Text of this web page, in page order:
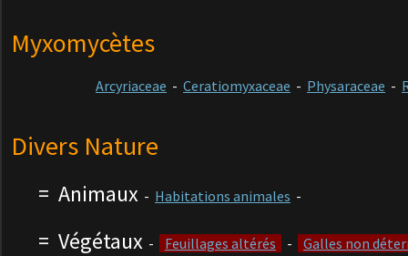
Myxomycètes
Arcyriaceae - Ceratiomyxaceae - Physaraceae -
Divers Nature
= Animaux - Habitations animales -
= Végétaux - Feuillages altérés - Galles non